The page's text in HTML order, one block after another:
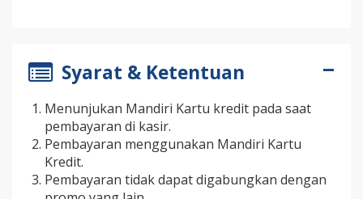
Syarat & Ketentuan
Menunjukan Mandiri Kartu kredit pada saat
pembayaran di kasir.
Pembayaran menggunakan Mandiri Kartu
Kredit.
Pembayaran tidak dapat digabungkan dengan